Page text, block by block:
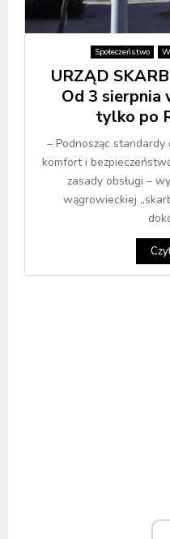
Społeczeństwo
URZĄD
Od 3 sierpnia
tylko po
– Podnosząc
komfort i
zasady obsługi –
wągrowieckiej